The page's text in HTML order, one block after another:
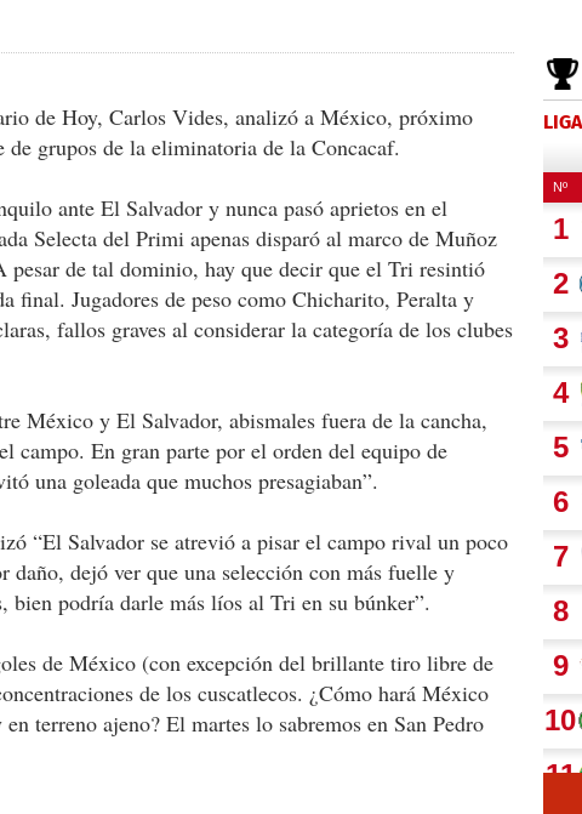
de Hoy, Carlos Vides, analizó a México, próximo
grupos de la eliminatoria de la Concacaf.
ante El Salvador y nunca pasó aprietos en el
Selecta del Primi apenas disparó al marco de Muñoz
pesar de tal dominio, hay que decir que el Tri resintió
final. Jugadores de peso como Chicharito, Peralta y
fallos graves al considerar la categoría de los clubes
México y El Salvador, abismales fuera de la cancha,
campo. En gran parte por el orden del equipo de
una goleada que muchos presagiaban”.
“El Salvador se atrevió a pisar el campo rival un poco
daño, dejó ver que una selección con más fuelle y
bien podría darle más líos al Tri en su búnker”.
de México (con excepción del brillante tiro libre de
de los cuscatlecos. ¿Cómo hará México
terreno ajeno? El martes lo sabremos en San Pedro